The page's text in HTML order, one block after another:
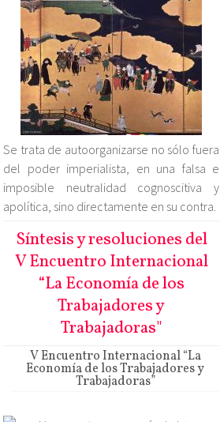
Se trata de autoorganizarse no sólo fuera
del poder imperialista, en una falsa e
imposible neutralidad cognoscitiva y
apolítica, sino directamente en su contra.
Síntesis y resoluciones del
V Encuentro Internacional
“La Economía de los
Trabajadores y
Trabajadoras"
V Encuentro Internacional “La
Economía de los Trabajadores y
Trabajadoras”